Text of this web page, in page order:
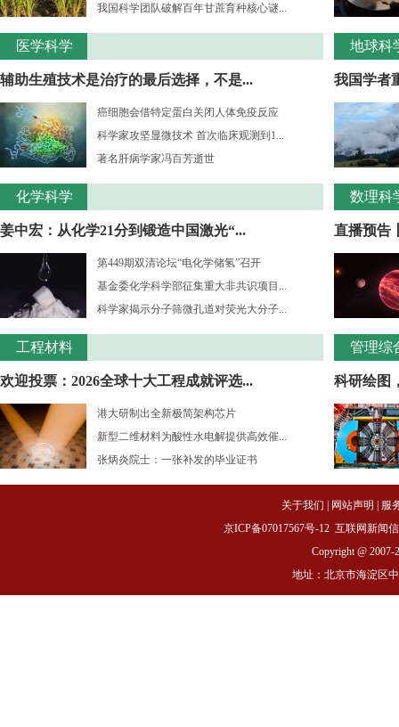
我国科学团队破解百年甘蔗育种核心谜...
医学科学
辅助生殖技术是治疗的最后选择，不是...
癌细胞会借特定蛋白关闭人体免疫反应
科学家攻坚显微技术 首次临床观测到1...
著名肝病学家冯百芳逝世
化学科学
姜中宏：从化学21分到锻造中国激光“...
第449期双清论坛“电化学储氢”召开
基金委化学科学部征集重大非共识项目...
科学家揭示分子筛微孔道对荧光大分子...
工程材料
欢迎投票：2026全球十大工程成就评选...
港大研制出全新极简架构芯片
新型二维材料为酸性水电解提供高效催...
张炳炎院士：一张补发的毕业证书
地球科
我国学者
数理科
直播预告
管理综
科研绘图
关于我们 网站声明
服
京ICP备07017567号-12 互联网新闻
Copyright @ 2007-
地址：北京市海淀区